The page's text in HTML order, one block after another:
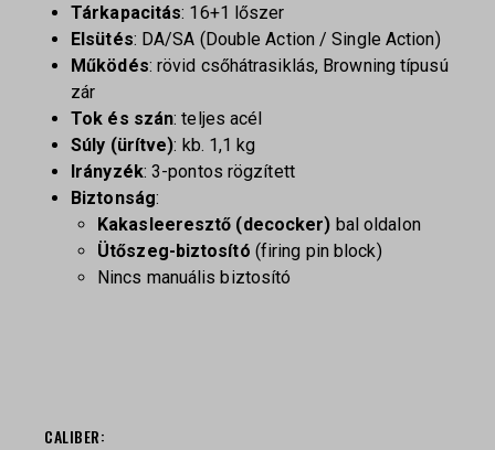
Tárkapacitás: 16+1 lőszer
Elsütés: DA/SA (Double Action / Single Action)
Működés: rövid csőhátrasiklás, Browning típusú
zár
Tok és szán: teljes acél
Súly (ürítve): kb. 1,1 kg
Irányzék: 3-pontos rögzített
Biztonság:
Kakasleeresztő (decocker) bal oldalon
Ütőszeg-biztosító (firing pin block)
Nincs manuális biztosító
СALIBER